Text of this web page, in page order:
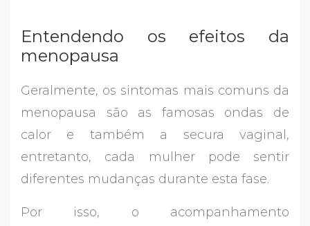
Entendendo os efeitos da
menopausa
Geralmente, os sintomas mais comuns da
menopausa são as famosas ondas de
calor e também a secura vaginal,
entretanto, cada mulher pode sentir
diferentes mudanças durante esta fase.
Por isso, o acompanhamento